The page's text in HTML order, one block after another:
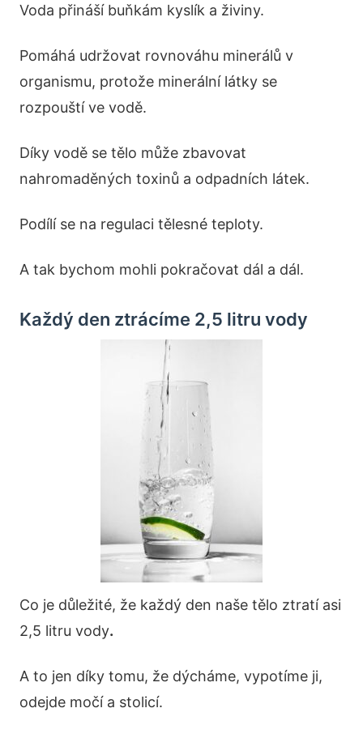
Voda přináší buňkám kyslík a živiny.
Pomáhá udržovat rovnováhu minerálů v
organismu, protože minerální látky se
rozpouští ve vodě.
Díky vodě se tělo může zbavovat
nahromaděných toxinů a odpadních látek.
Podílí se na regulaci tělesné teploty.
A tak bychom mohli pokračovat dál a dál.
Každý den ztrácíme 2,5 litru vody
Co je důležité, že každý den naše tělo ztratí asi
2,5 litru vody.
A to jen díky tomu, že dýcháme, vypotíme ji,
odejde močí a stolicí.